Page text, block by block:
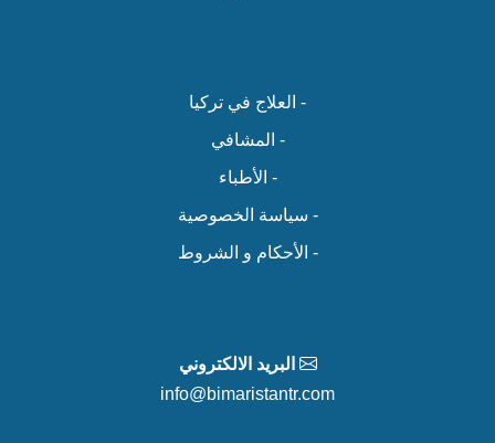
- العلاج في تركيا
- المشافي
- الأطباء
- سياسة الخصوصية
- الأحكام و الشروط
البريد الالكتروني
info@bimaristantr.com